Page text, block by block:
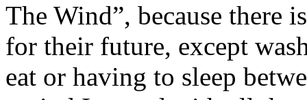
The Wind”, because there
for their future, except
eat or having to sleep